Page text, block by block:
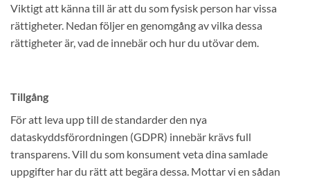
Viktigt att känna till är att du som fysisk person har vissa
rättigheter. Nedan följer en genomgång av vilka dessa
rättigheter är, vad de innebär och hur du utövar dem.
Tillgång
För att leva upp till de standarder den nya
dataskyddsförordningen (GDPR) innebär krävs full
transparens. Vill du som konsument veta dina samlade
uppgifter har du rätt att begära dessa. Mottar vi en sådan